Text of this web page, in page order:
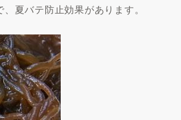
夏バテ防止効果があります。